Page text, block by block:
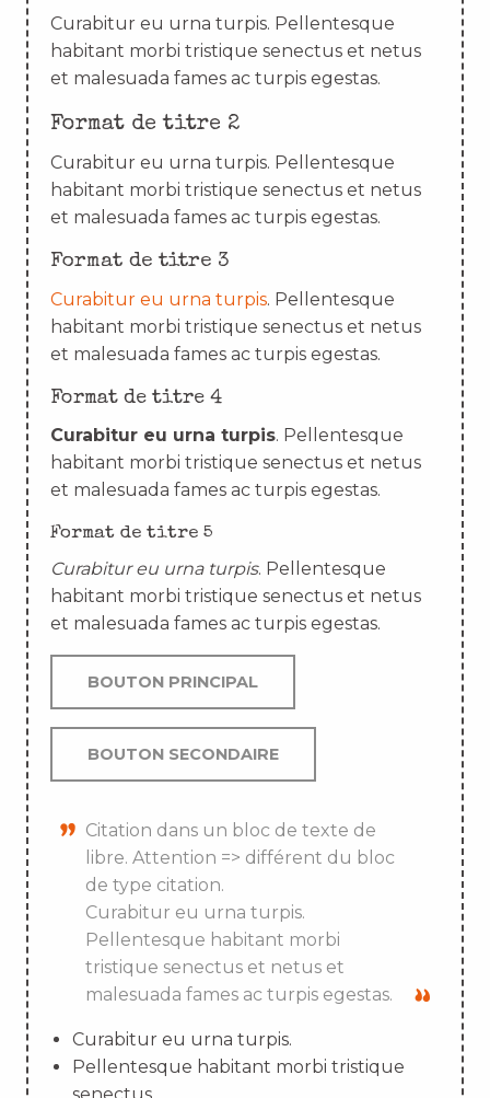
Curabitur eu urna turpis. Pellentesque
habitant morbi tristique senectus et netus
et malesuada fames ac turpis egestas.
Format de titre 2
Curabitur eu urna turpis. Pellentesque
habitant morbi tristique senectus et netus
et malesuada fames ac turpis egestas.
Format de titre 3
Curabitur eu urna turpis. Pellentesque
habitant morbi tristique senectus et netus
et malesuada fames ac turpis egestas.
Format de titre 4
Curabitur eu urna turpis. Pellentesque
habitant morbi tristique senectus et netus
et malesuada fames ac turpis egestas.
Format de titre 5
Curabitur eu urna turpis. Pellentesque
habitant morbi tristique senectus et netus
et malesuada fames ac turpis egestas.
BOUTON PRINCIPAL
BOUTON SECONDAIRE
Citation dans un bloc de texte de
libre. Attention => différent du bloc
de type citation.
Curabitur eu urna turpis.
Pellentesque habitant morbi
tristique senectus et netus et
malesuada fames ac turpis egestas.
Curabitur eu urna turpis.
Pellentesque habitant morbi tristique